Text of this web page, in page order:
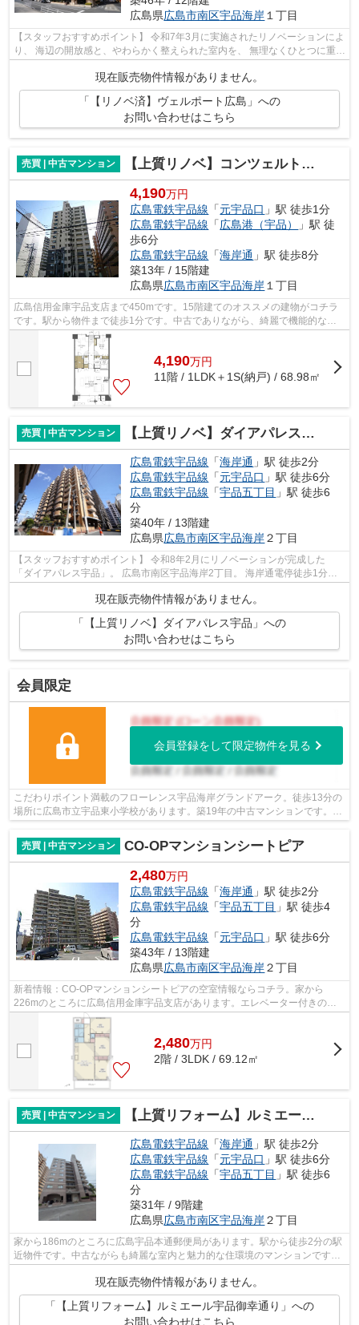
広島県広島市南区宇品海岸 １丁目
【スタッフおすすめポイント】 令和7年3月に実施されたリノベーションによ
り、 海辺の開放感と、やわらかく整えられた室内を、 無理なくひとつに重ね
現在販売物件情報がありません。
「【リノベ済】ヴェルポート広島」への
お問い合わせはこちら
売買 | 中古マンション 【上質リノベ】コンツェルトパーク宇品ハーバーランド
4,190万円
広島電鉄宇品線 「元宇品口 」駅 徒歩1分
広島電鉄宇品線 「広島港（宇品）
」駅 徒
歩6分
広島電鉄宇品線 「海岸通 」駅 徒歩8分
築13年 / 15階建
広島県広島市南区宇品海岸 １丁目
広島信用金庫宇品支店まで450mです。15階建てのオススメの建物がコチラ
です。駅から物件まで徒歩1分です。中古でありながら、綺麗で機能的な設
備のあるマンションです。広島電鉄宇品線...
4,190万円
11階 / 1LDK＋1S(納戸) / 68.98㎡
売買 | 中古マンション 【上質リノベ】ダイアパレス宇品
広島電鉄宇品線 「海岸通 」駅 徒歩2分
広島電鉄宇品線 「元宇品口 」駅 徒歩6分
広島電鉄宇品線 「宇品五丁目 」駅 徒歩6
分
築40年 / 13階建
広島県広島市南区宇品海岸２丁目
【スタッフおすすめポイント】 令和8年2月にリノベーションが完成した
「ダイアパレス宇品」。 広島市南区宇品海岸2丁目。 海岸通電停徒歩1分、
バス停徒歩1分。 利便性と海を望むロ...
現在販売物件情報がありません。
「【上質リノベ】ダイアパレス宇品」への
お問い合わせはこちら
会員限定
会員登録をして限定物件を見る
こだわりポイント満載のフローレンス宇品海岸グランドアーク。徒歩13分の
場所に広島市立宇品東小学校があります。築19年の中古マンションです。駅
売買 | 中古マンション
CO-OPマンションシートピア
2,480万円
広島電鉄宇品線 「海岸通 」駅 徒歩2分
広島電鉄宇品線 「宇品五丁目 」駅 徒歩4
分
広島電鉄宇品線 「元宇品口 」駅 徒歩6分
築43年 / 13階建
広島県広島市南区宇品海岸２丁目
新着情報：CO-OPマンションシートピアの空室情報ならコチラ。家から
226mのところに広島信用金庫宇品支店があります。エレベーター付きの物
件なので、重い荷物を運ぶ時に便利です。駅か...
2,480万円
2階 / 3LDK / 69.12㎡
売買 | 中古マンション 【上質リフォーム】ルミエール宇品御幸通り
広島電鉄宇品線 「海岸通 」駅 徒歩2分
広島電鉄宇品線 「元宇品口 」駅 徒歩6分
広島電鉄宇品線 「宇品五丁目 」駅 徒歩6
分
築31年 / 9階建
広島県広島市南区宇品海岸２丁目
家から186mのところに広島宇品本通郵便局があります。駅から徒歩2分の駅
近物件です。中古ながらも綺麗な室内と魅力的な住環境のマンションです。
昇り降りが楽になるエレベーター付きの...
現在販売物件情報がありません。
「【上質リフォーム】ルミエール宇品御幸通り」への
お問い合わせはこちら